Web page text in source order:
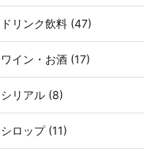
ドリンク飲料 (47)
ワイン・お酒 (17)
シリアル (8)
シロップ (11)